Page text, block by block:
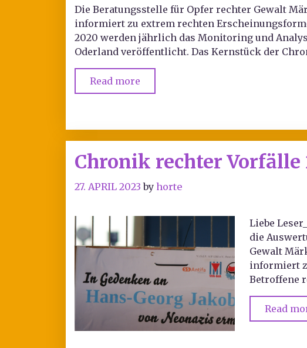
Die Beratungsstelle für Opfer rechter Gewalt
informiert zu extrem rechten
2020 werden jährlich das Monitoring und
Oderland veröffentlicht. Das Kernstück der
Read more
Chronik rechter
27. APRIL 2023 byhorte
Liebe
die
Gewalt
informiert
Betroffene
Read